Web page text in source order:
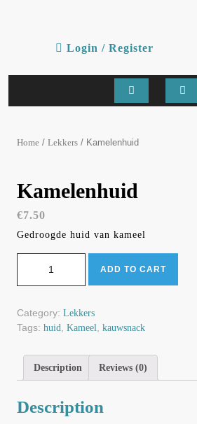
Login / Register
Open
Home / Lekkers / Kamelenhuid
Kamelenhuid
€7.50
Gedroogde huid van kameel
ADD TO CART
Category: Lekkers
Tags: huid Kameel kauwsnack
Description Reviews (0)
Description